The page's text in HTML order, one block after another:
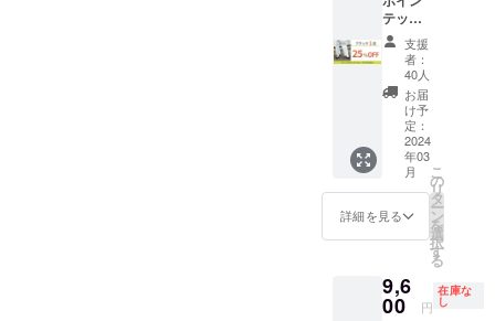
交換品
の再交
換・返
品は
承って
おりま
せん。
イズ交
換のみ
承りま
す。 ※
返品・
交換は
商品到
着後14
日間以
内・室
内での
利用の
み無料
ており
ます。
交換品
ていた
だきま
す。 ※
税込、
送料込
の価格
です。
※デザイ
ン・仕
様は変
更にな
性もご
ざいま
ださ
い。 ※
プは、
原則パ
ンプス
の発送
と合わ
せてお
届けし
ます。
パンプ
スと別
送にな
性がご
ざいま
都合
上、ま
メッ
セージ
より、
アン
ケート
にて支
援ID・
ラー・
サイズ
等の入
力をお
願いい
セージ
は1週間
30%OF
F ・お
好きな
ラー、
サイズ
をお選
びいた
だけま
す。※リ
ボンク
リップ
なりま
す ★支
テッド
トゥパ
ンプス
ブラッ
ク1足
・先着
40様限
定！販
売予定
価格よ
り
25%OF
F パン
プス
予定価
格
支援
者：
40人
お届
け予
定：
2024
年03
月
詳細を見る
こ
の
リ
タ
ー
ン
を
選
択
す
る
9,6
00 円
在庫な
し